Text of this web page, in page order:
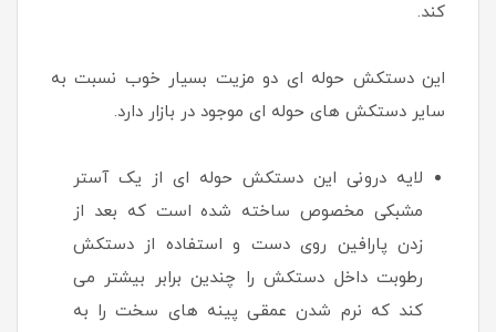
کند.
این دستکش حوله ای دو مزیت بسیار خوب نسبت به
سایر دستکش های حوله ای موجود در بازار دارد.
لایه درونی این دستکش حوله ای از یک آستر
مشبکی مخصوص ساخته شده است که بعد از
زدن پارافین روی دست و استفاده از دستکش
رطوبت داخل دستکش را چندین برابر بیشتر می
کند که نرم شدن عمقی پینه های سخت را به